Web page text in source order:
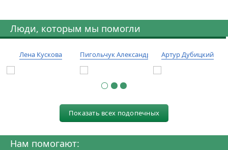
Люди, которым мы помогли
Лена Кускова Пигольчук Александр Артур Дубицкий
Показать всех подопечных
Нам помогают: